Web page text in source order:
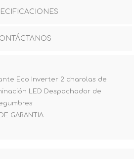
Eco Inverter 2 charolas de
LED Despachador de
GARANTIA